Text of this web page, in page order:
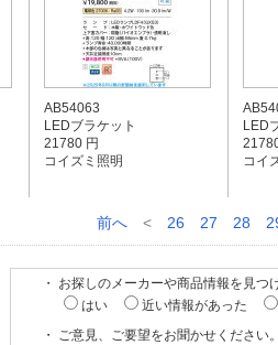
AB54063
LEDブラケット
21780 円
コイズミ照明
LED
コイ
前へ < 26 27 28
・ お探しのメーカーや商品情報を見つ
はい
近い情報があった
・ ご意見、ご要望をお聞かせください